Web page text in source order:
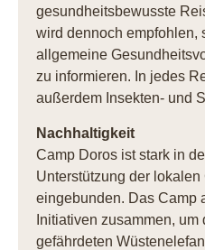
gesundheitsbewusste
wird dennoch empfohlen,
allgemeine
zu informieren. In jedes
außerdem Insekten- und
Nachhaltigkeit
Camp Doros ist stark in
Unterstützung der lokalen
eingebunden. Das Camp
Initiativen zusammen, um
gefährdeten